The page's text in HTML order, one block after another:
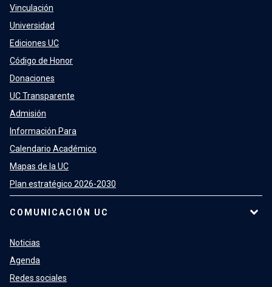
Vinculación
Universidad
Ediciones UC
Código de Honor
Donaciones
UC Transparente
Admisión
Información Para
Calendario Académico
Mapas de la UC
Plan estratégico 2026-2030
COMUNICACIÓN UC
Noticias
Agenda
Redes sociales